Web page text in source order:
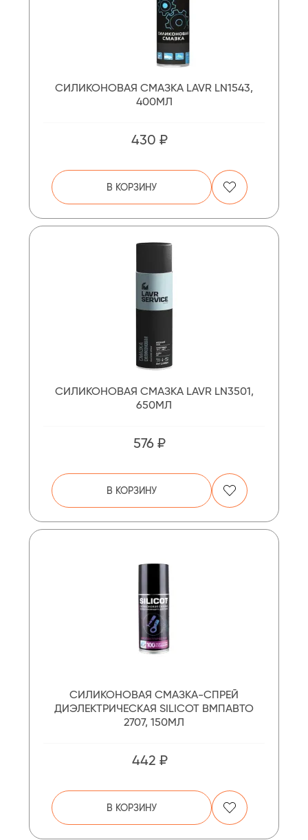
СИЛИКОНОВАЯ СМАЗКА LAVR LN1543,
400МЛ
430 ₽
В КОРЗИНУ
СИЛИКОНОВАЯ СМАЗКА LAVR LN3501,
650МЛ
576 ₽
В КОРЗИНУ
СИЛИКОНОВАЯ СМАЗКА-СПРЕЙ
ДИЭЛЕКТРИЧЕСКАЯ SILICOT ВМПАВТО
2707, 150МЛ
442 ₽
В КОРЗИНУ